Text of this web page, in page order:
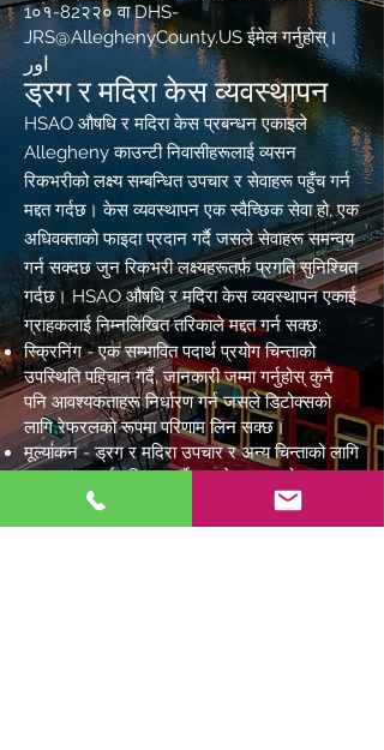
1०१-82२२० वाDHS-
JRS@AlleghenyCounty.USईमेल गर्नुहोस्।
اور
ड्रग र मदिरा केस व्यवस्थापन
HSAO औषधि र मदिरा केस प्रबन्धन एकाइले
Allegheny काउन्टी निवासीहरूलाई व्यसन
रिकभरीको लक्ष्य सम्बन्धित उपचार र सेवाहरू पहुँच गर्न
मद्दत गर्दछ। केस व्यवस्थापन एक स्वैच्छिक सेवा हो, एक
अधिवक्ताको फाइदा प्रदान गर्दै जसले सेवाहरू समन्वय
गर्न सक्दछ जुन रिकभरी लक्ष्यहरूतर्फ प्रगति सुनिश्चित
गर्दछ। HSAO औषधि र मदिरा केस व्यवस्थापन एकाई
ग्राहकलाई निम्नलिखित तरिकाले मद्दत गर्न सक्छ:
स्क्रिनिंग - एक सम्भावित पदार्थ प्रयोग चिन्ताको
उपस्थिति पहिचान गर्दै, जानकारी जम्मा गर्नुहोस् कुनै
पनि आवश्यकताहरू निर्धारण गर्न जसले डिटोक्सको
लागि रेफरलको रूपमा परिणाम लिन सक्छ।
मूल्यांकन - ड्रग र मदिरा उपचार र अन्य चिन्ताको लागि
आवश्यकतालाई पहिचान गर्दै जसले ग्राहकको
रिकभरीलाई असर गर्न सक्छ
रेफरल - केस प्रबन्धकले उपयुक्त उपचार सुविधामा